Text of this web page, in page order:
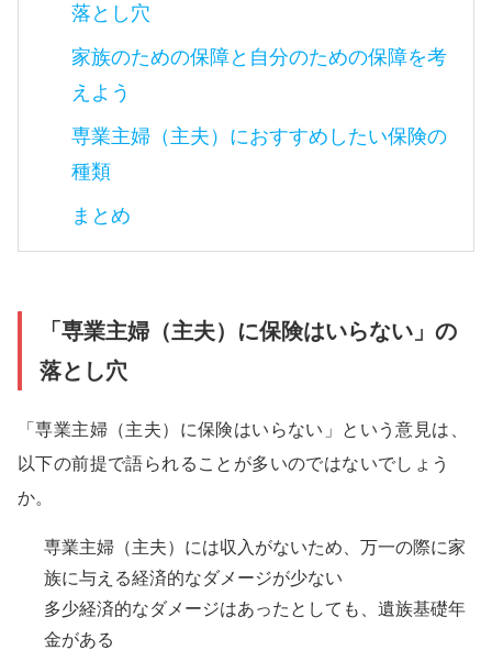
落とし穴
家族のための保障と自分のための保障を考
えよう
専業主婦（主夫）におすすめしたい保険の
種類
まとめ
「専業主婦（主夫）に保険はいらない」の
落とし穴
「専業主婦（主夫）に保険はいらない」という意見は、
以下の前提で語られることが多いのではないでしょう
か。
専業主婦（主夫）には収入がないため、万一の際に家
族に与える経済的なダメージが少ない
多少経済的なダメージはあったとしても、遺族基礎年
金がある